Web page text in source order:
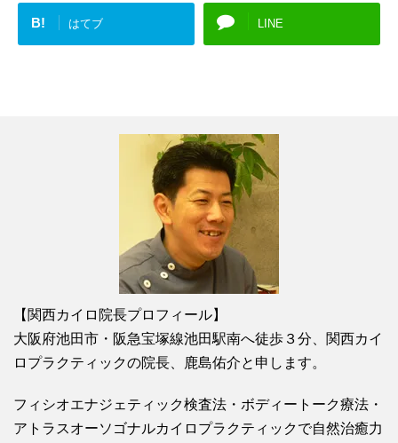
B! はてブ LINE
【関西カイロ院長プロフィール】
大阪府池田市・阪急宝塚線池田駅南へ徒歩３分、関西カイ
ロプラクティックの院長、鹿島佑介と申します。
フィシオエナジェティック検査法・ボディートーク療法・
アトラスオーソゴナルカイロプラクティックで自然治癒力